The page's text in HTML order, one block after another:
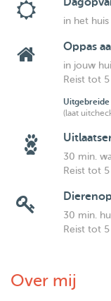
in het
Oppas
in jouw
Reist tot
(laat
30 min.
Reist tot
30 min.
Reist tot
Over mij